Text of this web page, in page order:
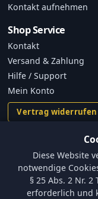
Kontakt aufnehmen
Shop Service
Kontakt
Versand & Zahlung
Hilfe / Support
Mein Konto
Vertrag widerrufen
Versand und
Batterieverordnung
Datenschutz
Diese Website
notwendige
§ 25 Abs. 2 Nr.
erforderlich und